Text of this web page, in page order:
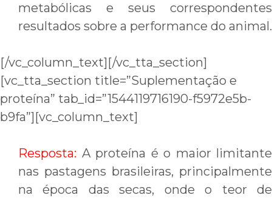
metabólicas e seus correspondentes
resultados sobre a performance do animal.
[/vc_column_text][/vc_tta_section]
[vc_tta_section title=”Suplementação e
proteína” tab_id=”1544119716190-f5972e5b-
b9fa”][vc_column_text]
Resposta: A proteína é o maior limitante
nas pastagens brasileiras, principalmente
na época das secas, onde o teor de